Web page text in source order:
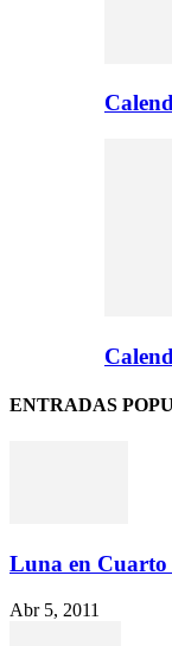
ENTRADAS
Luna en Cuarto
Abr 5, 2011